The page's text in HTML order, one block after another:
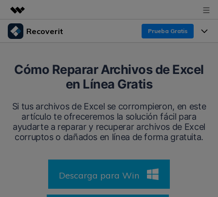
Productos destacados
Utilidades
Empresas
Sala de prensa
Recoverit Prueba Gratis
Líder en recuperación para Windows
Pruébalo Gratis
Recoverit para Mac
Recupera datos ilimitados del sistema Mac
Recuperar de Unidades
Recuperar Medios Borrados
Recuperar Documentos
Recursos
Historias de Clientes
Cómo Reparar Archivos de Excel
en Línea Gratis
Si tus archivos de Excel se corrompieron, en este
artículo te ofreceremos la solución fácil para
ayudarte a reparar y recuperar archivos de Excel
corruptos o dañados en línea de forma gratuita.
Descarga para Win